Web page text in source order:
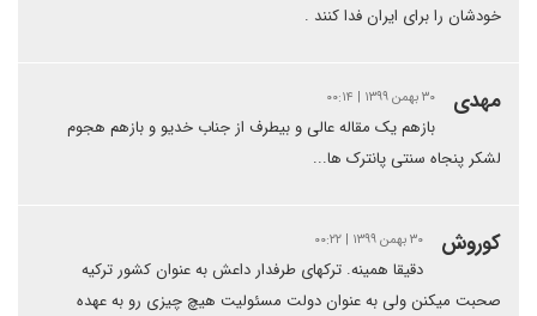
خودشان را برای ایران فدا کنند .
مهدی ۳۰ بهمن ۱۳۹۹ | ۰۰:۱۴
بازهم یک مقاله عالی و بیطرف از جناب خدیو و بازهم هجوم
لشکر پنجاه سنتی پانترک ها...
کوروش ۳۰ بهمن ۱۳۹۹ | ۰۰:۲۲
دقیقا همینه. ترکهای طرفدار داعش به عنوان کشور ترکیه
صحبت میکنن ولی به عنوان دولت مسئولیت هیچ چیزی رو به عهده